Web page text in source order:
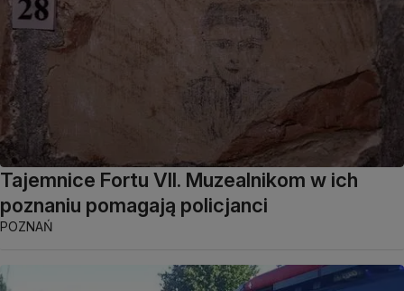
Tajemnice Fortu VII. Muzealnikom w ich
poznaniu pomagają policjanci
POZNAŃ